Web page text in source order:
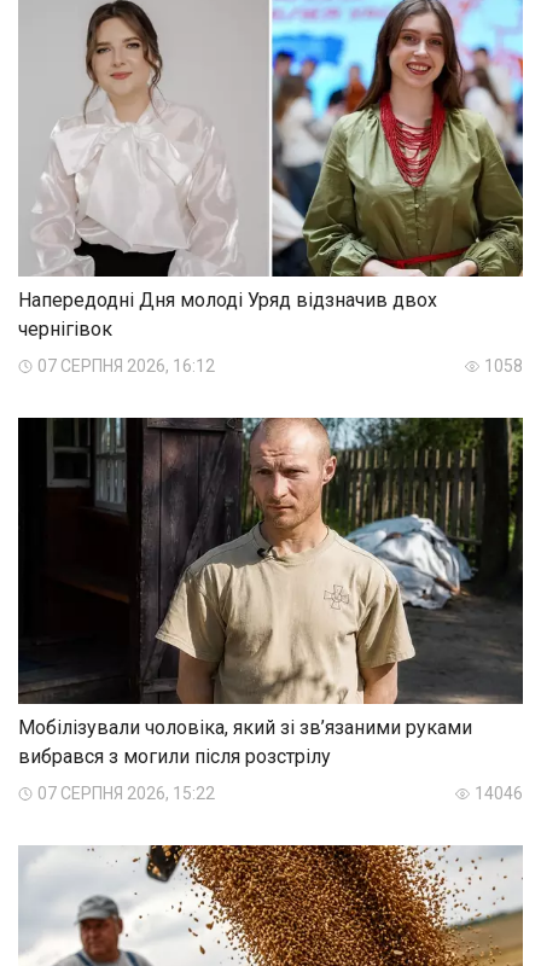
Напередодні Дня молоді Уряд відзначив двох
чернігівок
07 СЕРПНЯ 2026, 16:12 1058
Мобілізували чоловіка, який зі зв’язаними руками
вибрався з могили після розстрілу
07 СЕРПНЯ 2026, 15:22 14046